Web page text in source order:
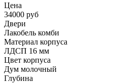
Цена
34000 руб
Двери
Лакобель комби
Материал корпуса
ЛДСП 16 мм
Цвет корпуса
Дум молочный
Глубина